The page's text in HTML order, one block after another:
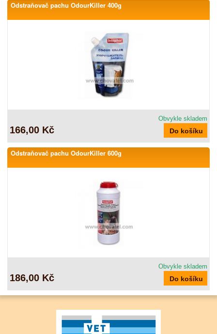
Odstraňovač pachu OdourKiller 400g
Obvykle skladem
166,00 Kč
Odstraňovač pachu OdourKiller 600g
Obvykle skladem
186,00 Kč